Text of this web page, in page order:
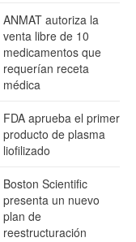
ANMAT autoriza la
venta libre de 10
medicamentos que
requerían receta
médica
FDA aprueba el primer
producto de plasma
liofilizado
Boston Scientific
presenta un nuevo
plan de
reestructuración